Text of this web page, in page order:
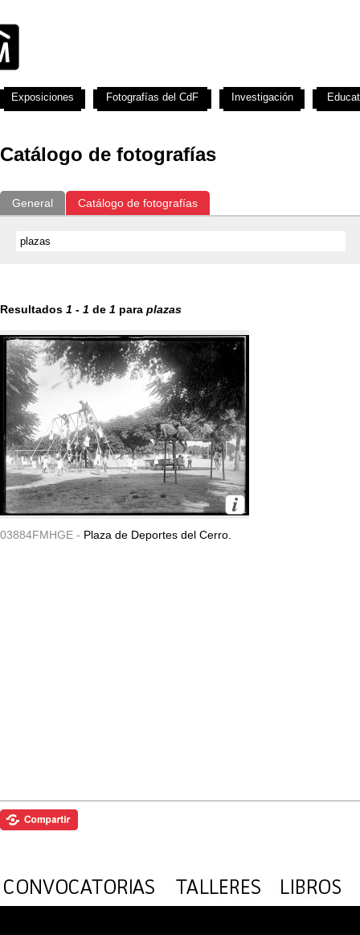
Catálogo de fotografías
General Catálogo de fotografías
Resultados 1 - 1 de 1 para plazas
03884FMHGE - Plaza de Deportes del Cerro.
Exposiciones Fotografías del CdF Investigación